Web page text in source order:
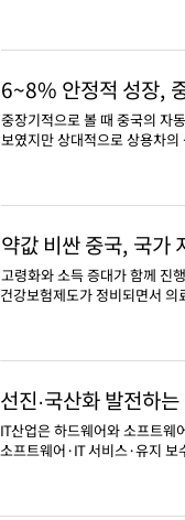
6~8% 안정적 성장,
중장기적으로 볼 때 중국의 자
보였지만 상대적으로 상용차의
약값 비싼 중국, 국가
고령화와 소득 증대가 함께 진
건강보험제도가 정비되면서
선진·국산화 발전하
IT산업은 하드웨어와 소프트웨
소프트웨어·IT 서비스·유지